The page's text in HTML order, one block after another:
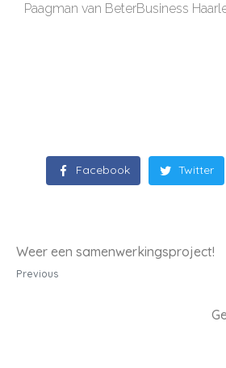
Paagman van BeterBusiness
Facebook Twitter
Weer een samenwerkingsproject!
Previous